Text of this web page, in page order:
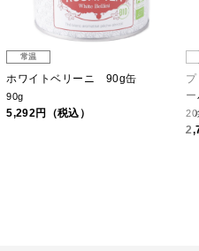
常温
ホワイトベリーニ 90g缶
90g
5,292円（税込） 20